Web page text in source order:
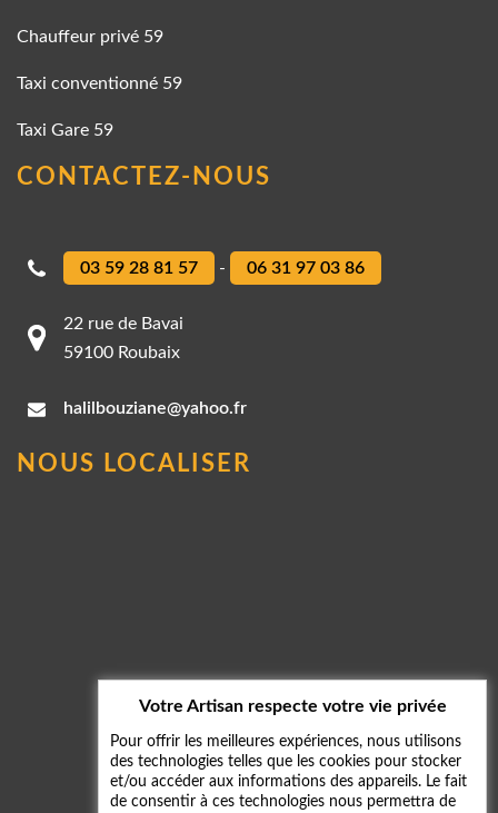
Chauffeur privé 59
Taxi conventionné 59
Taxi Gare 59
CONTACTEZ-NOUS
03 59 28 81 57 - 06 31 97 03 86
22 rue de Bavai
59100 Roubaix
halilbouziane@yahoo.fr
NOUS LOCALISER
Votre Artisan respecte votre vie privée
Pour offrir les meilleures expériences, nous utilisons
des technologies telles que les cookies pour stocker
et/ou accéder aux informations des appareils. Le fait
de consentir à ces technologies nous permettra de